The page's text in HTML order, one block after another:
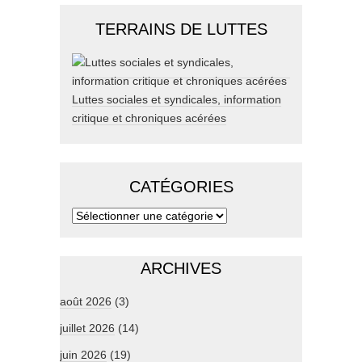
TERRAINS DE LUTTES
Luttes sociales et syndicales, information
critique et chroniques acérées
CATÉGORIES
ARCHIVES
août 2026 (3)
juillet 2026 (14)
juin 2026 (19)